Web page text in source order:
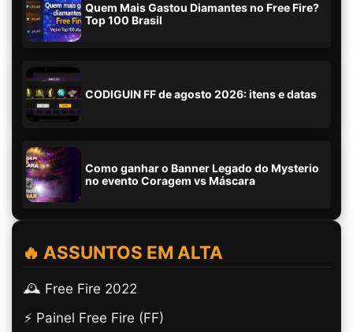
Quem Mais Gastou Diamantes no Free Fire?
Top 100 Brasil
CODIGUIN FF de agosto 2026: itens e datas
Como ganhar o Banner Legado do Mysterio
no evento Coragem vs Máscara
🔥 ASSUNTOS EM ALTA
🕰️ Free Fire 2022
⚡ Painel Free Fire (FF)